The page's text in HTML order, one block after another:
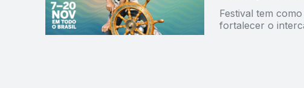
Festival tem
fortalecer o